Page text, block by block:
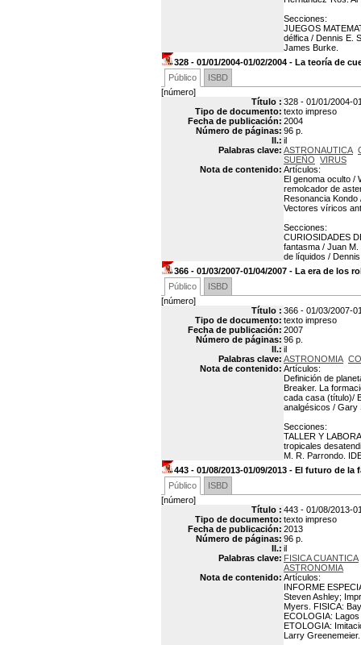
Secciones:
JUEGOS
délfica / Dennis E.
James Burke.
328 - 01/01/2004-01/02/2004 - La teoría de
Público
ISBD
[número]
Título : 328 - 01/01/2004-
Tipo de documento: texto impreso
Fecha de publicación: 2004
Número de páginas: 96 p.
Il.: il
Palabras clave: ASTRONAUTICA
SUEÑO VIRUS
Nota de contenido: Artículos:
El genoma oculto /
remolcador de
Resonancia Kondo
Vectores víricos
Secciones:
CURIOSIDADES
fantasma / Juan M.
de líquidos /
366 - 01/03/2007-01/04/2007 - La era de los
Público
ISBD
[número]
Título : 366 - 01/03/2007-
Tipo de documento: texto impreso
Fecha de publicación: 2007
Número de páginas: 96 p.
Il.: il
Palabras clave: ASTRONOMIA
Nota de contenido: Artículos:
Definición de
Breaker. La
cada casa (título)/
analgésicos / Gary
Secciones:
TALLER Y
tropicales
M. R. Parrondo.
443 - 01/08/2013-01/09/2013 - El futuro de la
Público
ISBD
[número]
Título : 443 - 01/08/2013-
Tipo de documento: texto impreso
Fecha de publicación: 2013
Número de páginas: 96 p.
Il.: il
Palabras clave: FISICA CUANTICA
ASTRONOMIA
Nota de contenido: Artículos:
INFORME
Steven Ashley;
Myers. FISICA:
ECOLOGIA:
ETOLOGIA:
Larry